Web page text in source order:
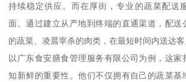
持续稳定供应。而在厚街，专业的蔬菜配送
面。通过建立从产地到终端的直通渠道，配送
的蔬菜、凌晨宰杀的肉类，在最短时间内送达客
以广东食安膳食管理服务有限公司为例，这家
知新鲜的重要性。他们不仅拥有自己的蔬菜基